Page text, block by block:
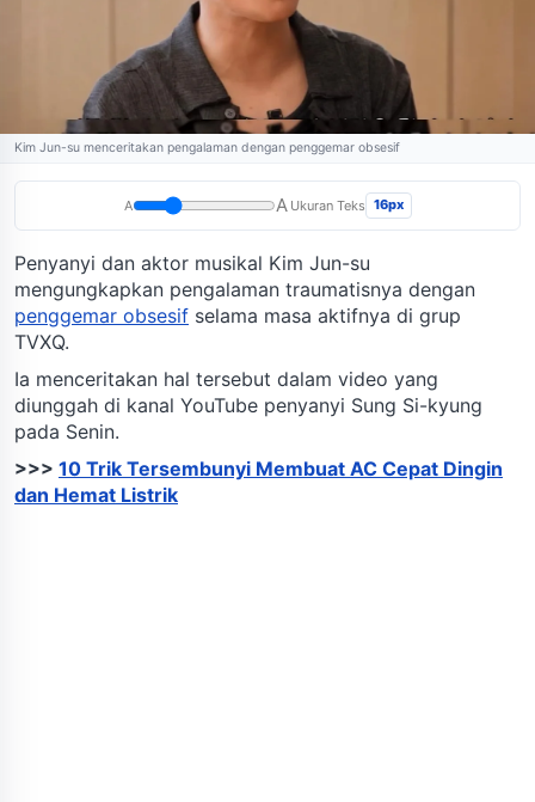
Kim Jun-su menceritakan pengalaman dengan penggemar obsesif
A A Ukuran Teks 16px
Penyanyi dan aktor musikal Kim Jun-su
mengungkapkan pengalaman traumatisnya dengan
penggemar obsesif selama masa aktifnya di grup
TVXQ.
Ia menceritakan hal tersebut dalam video yang
diunggah di kanal YouTube penyanyi Sung Si-kyung
pada Senin.
>>> 10 Trik Tersembunyi Membuat AC Cepat Dingin
dan Hemat Listrik